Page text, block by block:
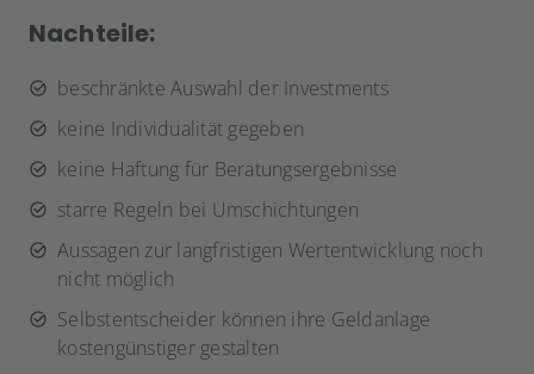
Nachteile:
beschränkte Auswahl der Investments
keine Individualität gegeben
keine Haftung für Beratungsergebnisse
starre Regeln bei Umschichtungen
Aussagen zur langfristigen Wertentwicklung noch
nicht möglich
Selbstentscheider können ihre Geldanlage
kostengünstiger gestalten